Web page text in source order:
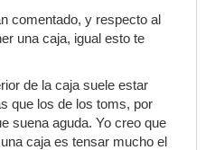
comentado, y respecto al
una caja, igual esto te
de la caja suele estar
que los de los toms, por
suena aguda. Yo creo que
caja es tensar mucho el